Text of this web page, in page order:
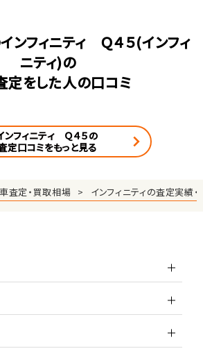
ンフィニティ Ｑ４５(インフィ
ニティ)の
定をした人の口コミ
ンフィニティ Ｑ４５の
定口コミをもっと見る
車査定・買取相場 インフィニティの査定実績